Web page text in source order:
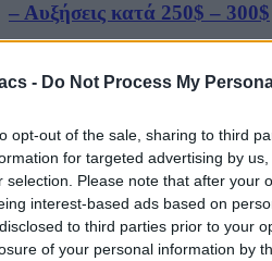
- Do Not Process My
opt-out of the sale, sharing to third
for targeted advertising by
selection. Please note that after your
interest-based ads based on
to third parties prior to your
of your personal information by
– Αυξήσεις κατά 250$ – 300$
Reviews
Unboxing.
Honest, direct, and hands-on. We
the latest tech so you know what is